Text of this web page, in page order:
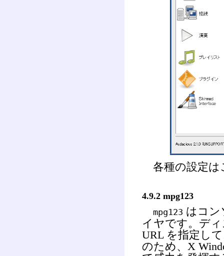
各種の設定は
4.9.2 mpg123
mpg123 はコン
イヤです。デ
URL を指定し
のため、X